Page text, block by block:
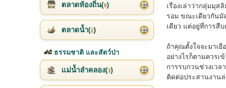
เรื่องเล่าว่ากลุ่มมุ
รอม ขณะเดียวกันมั
เดียว แต่อยู่ที่การสื
ถ้าคุณตั้งใจจะมาเยื
อย่างไรก็ตามควร
การรบกวนช่วงเว
ติดต่อประสานงานล่
ตลาดท้องถิ่น(9)
ตลาดน้ำ(2)
ธรรมชาติ และสัตว์ป่า
แม่น้ำลำคลอง(3)